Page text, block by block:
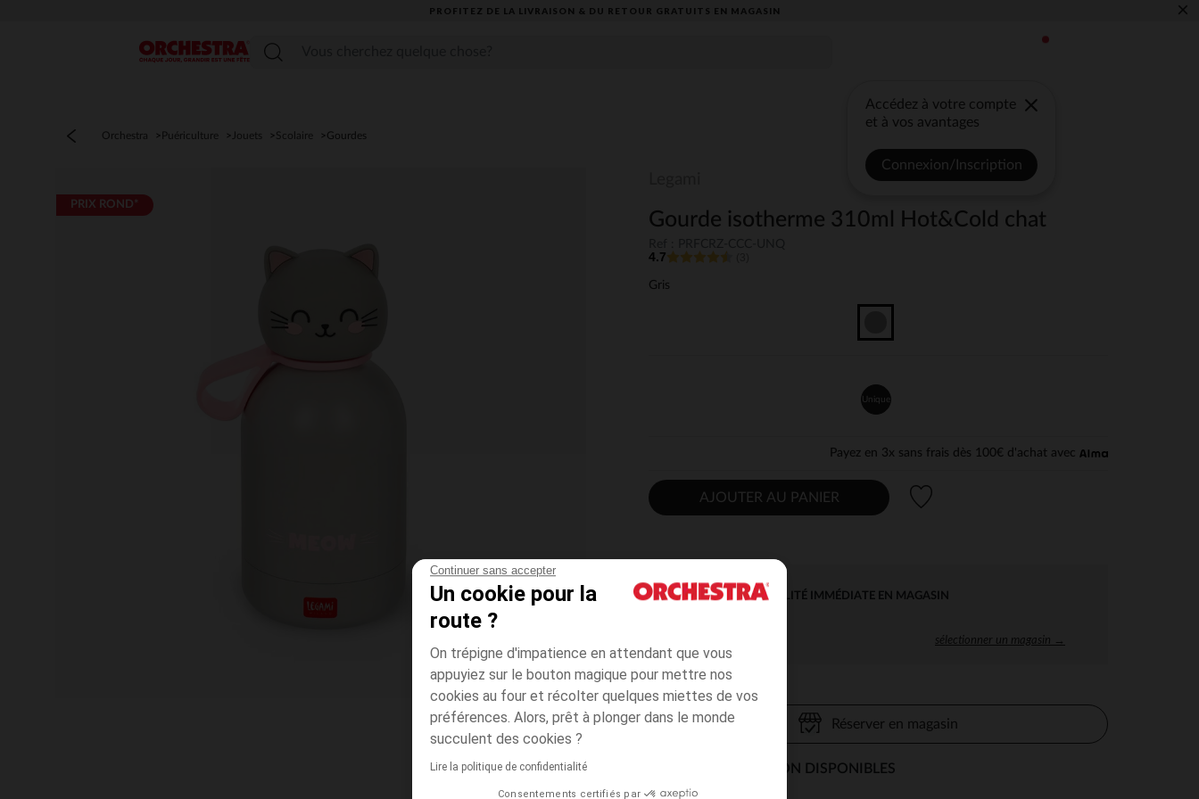
Continuer sans accepter
Un cookie pour la
route ?
On trépigne d'impatience en attendant que vous
appuyiez sur le bouton magique pour mettre nos
cookies au four et récolter quelques miettes de vos
préférences. Alors, prêt à plonger dans le monde
succulent des cookies ?
Lire la politique de confidentialité
Consentements certifiés par
PROFITEZ DE LA LIVRAISON & DU RETOUR GRATUITS EN MAGASIN​ ×
Menu
Accédez à votre compte
et à vos avantages
Connexion/Inscription
Orchestra Puériculture Jouets Scolaire Gourdes
PRIX ROND*
Gourde isotherme 310ml Hot&Cold chat
4.7
Gris
Unique
Payez en 3x sans frais dès 100€ d'achat avec
AJOUTER AU PANIER
DISPONIBILITÉ IMMÉDIATE EN MAGASIN
sélectionner un magasin →
Réserver en magasin
MODES DE LIVRAISON DISPONIBLES